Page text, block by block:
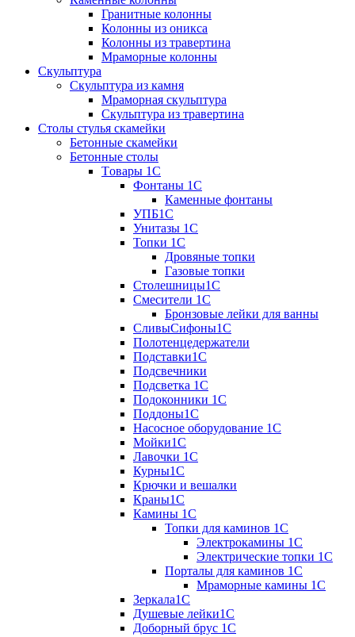
Гранитные колонны
Колонны из оникса
Колонны из травертина
Мраморные колонны
Скульптура
Скульптура из камня
Мраморная скульптура
Скульптура из травертина
Столы стулья скамейки
Бетонные скамейки
Бетонные столы
Tовары 1C
Фонтаны 1C
Каменные фонтаны
УПБ1С
Унитазы 1С
Топки 1С
Дровяные топки
Газовые топки
Столешницы1С
Смесители 1С
Бронзовые лейки для ванны
СливыСифоны1С
Полотенцедержатели
Подставки1С
Подсвечники
Подсветка 1С
Подоконники 1С
Поддоны1С
Насосное оборудование 1С
Мойки1С
Лавочки 1С
Курны1С
Крючки и вешалки
Краны1С
Камины 1C
Топки для каминов 1C
Электрокамины 1С
Электрические топки 1C
Порталы для каминов 1С
Мраморные камины 1C
Зеркала1С
Душевые лейки1С
Доборный брус 1С